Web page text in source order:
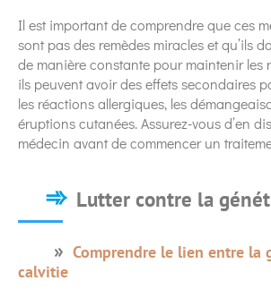
Il est important de comprendre que ces
sont pas des remèdes miracles et qu’ils
de manière constante pour maintenir les
ils peuvent avoir des effets secondaires
les réactions allergiques, les
éruptions cutanées. Assurez-vous d’en
médecin avant de commencer un
Lutter contre la
Comprendre le lien entre la
calvitie